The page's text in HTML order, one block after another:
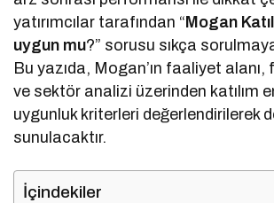
yatırımcılar tarafından “ Mogan
uygun mu?” sorusu sıkça
Bu yazıda, Mogan’ın faaliyet alanı,
ve sektör analizi üzerinden katılım
uygunluk kriterleri değerlendirilerek
sunulacaktır.
İçindekiler